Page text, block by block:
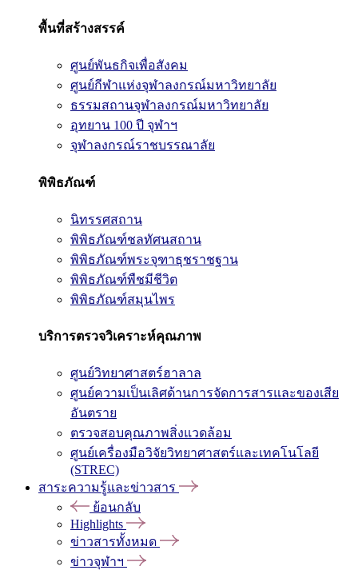
พื้นที่สร้างสรรค์
ศูนย์พันธกิจเพื่อสังคม
ศูนย์กีฬาแห่งจุฬาลงกรณ์มหาวิทยาลัย
ธรรมสถานจุฬาลงกรณ์มหาวิทยาลัย
อุทยาน 100 ปี จุฬาฯ
จุฬาลงกรณ์ราชบรรณาลัย
พิพิธภัณฑ์
นิทรรศสถาน
พิพิธภัณฑ์ชลทัศนสถาน
พิพิธภัณฑ์พระจุฑาธุชราชฐาน
พิพิธภัณฑ์พืชมีชีวิต
พิพิธภัณฑ์สมุนไพร
บริการตรวจวิเคราะห์คุณภาพ
ศูนย์วิทยาศาสตร์ฮาลาล
ศูนย์ความเป็นเลิศด้านการจัดการสารและของเสีย
อันตราย
ตรวจสอบคุณภาพสิ่งแวดล้อม
ศูนย์เครื่องมือวิจัยวิทยาศาสตร์และเทคโนโลยี
(STREC)
สาระความรู้และข่าวสาร
ย้อนกลับ
Highlights
ข่าวสารทั้งหมด
ข่าวจุฬาฯ